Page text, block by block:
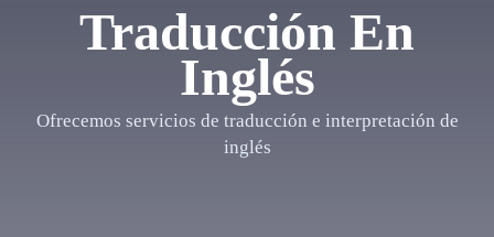
Traducción En
Inglés
Ofrecemos servicios de traducción e interpretación de
inglés